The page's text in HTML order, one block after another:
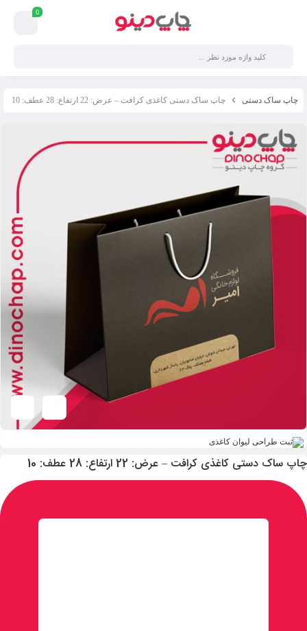
0
چاپ ساک دستی چاپ ساک دستی کاغذی کرافت – عرض: 22 ارتفاع: 28 عطف: 10
چاپ ساک دستی کاغذی کرافت – عرض: 22 ارتفاع: 28 عطف: 10